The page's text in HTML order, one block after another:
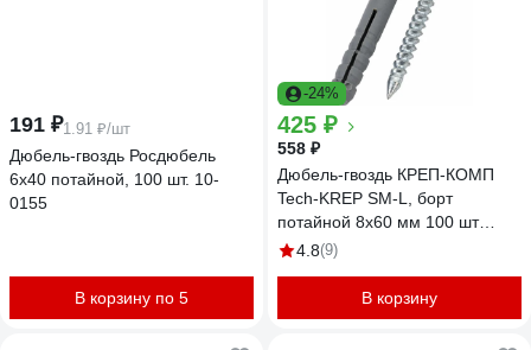
191 ₽1.91 ₽/шт
Дюбель-гвоздь Росдюбель
6x40 потайной, 100 шт. 10-
0155
В корзину по 5
-24%
425 ₽
558 ₽
Дюбель-гвоздь КРЕП-КОМП
Tech-KREP SM-L, борт
потайной 8х60 мм 100 шт
дг860птк
4.8(9)
В корзину